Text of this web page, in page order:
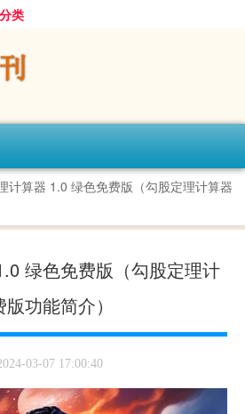
类
计算器 1.0 绿色免费版（勾股定理计算器
绿色免费版（勾股定理计
功能简介）
03-07 17:00:40